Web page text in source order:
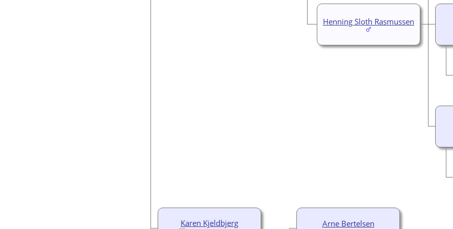
Henning Sloth Rasmussen
Arne Bertelsen
Karen Kjeldbjerg